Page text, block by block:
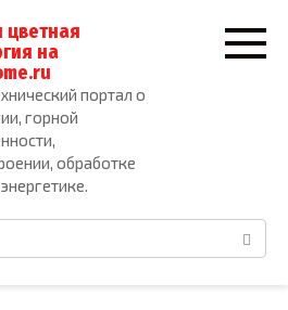
цветная
на
портал о
горной
обработке